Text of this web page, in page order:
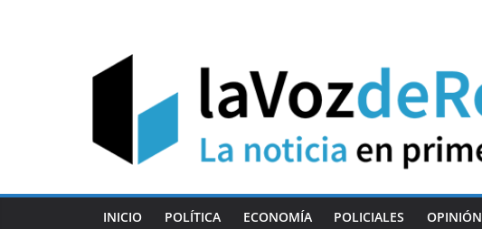
INICIO POLÍTICA ECONOMÍA POLICIALES OPINIÓN